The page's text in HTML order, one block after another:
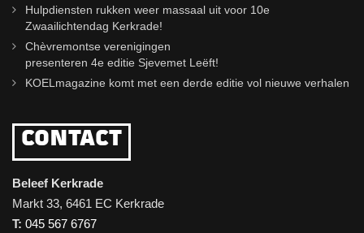
Hulpdiensten rukken weer massaal uit voor 10e
Zwaailichtendag Kerkrade!
Chèvremontse verenigingen
presenteren 4e editie Sjevemet Leëft!
KOELmagazine komt met een derde editie vol nieuwe verhalen
CONTACT
Beleef Kerkrade
Markt 33, 6461 EC Kerkrade
T: 045 567 6767